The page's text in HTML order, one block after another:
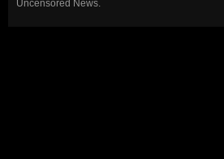
Uncensored News.